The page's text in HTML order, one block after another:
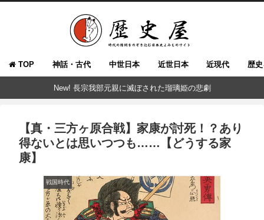
TOP 神話・古代 中世日本 近世日本 近現代 歴
New! 長宗我部元親に滅ぼされた瑠璃姫の悲劇
【真・三方ヶ原合戦】家康が討死！？あり
得ないとは思いつつも……【どうする家
康】
戦国時代